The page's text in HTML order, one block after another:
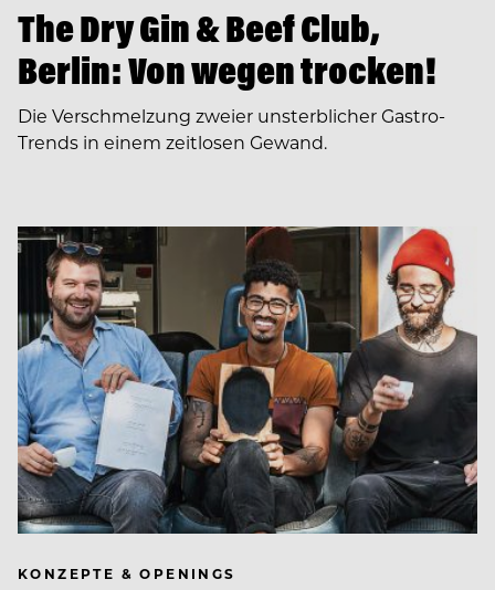
The Dry Gin & Beef Club,
Berlin: Von wegen trocken!
Die Verschmelzung zweier unsterblicher Gastro-
Trends in einem zeitlosen Gewand.
KONZEPTE & OPENINGS